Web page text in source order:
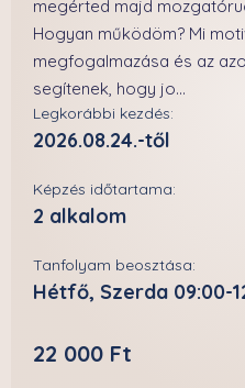
megérted majd
Hogyan működöm? Mi
megfogalmazása és az
segítenek, hogy jo...
Legkorábbi kezdés:
2026.08.24.-től
Képzés időtartama:
2 alkalom
Tanfolyam beosztása:
Hétfő, Szerda 09:00-
22 000 Ft